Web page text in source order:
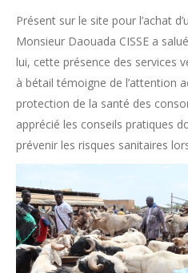
Présent sur le site pour l’achat
Monsieur Daouada CISSE a
lui, cette présence des services
à bétail témoigne de l’attention
protection de la santé des
apprécié les conseils pratiques
prévenir les risques sanitaires